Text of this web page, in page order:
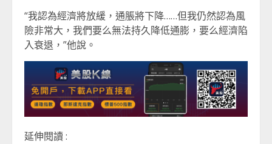
“我認為經濟將放緩，通脹將下降……但我仍然認為風
險非常大，我們要么無法持久降低通膨，要么經濟陷
入衰退，”他說。
延伸閱讀 :